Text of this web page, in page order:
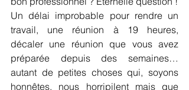
Un délai improbable pour rendre un
travail, une réunion à 19 heures,
décaler une réunion que vous avez
préparée depuis des semaines…
autant de petites choses qui, soyons
honnêtes, nous horripilent mais que